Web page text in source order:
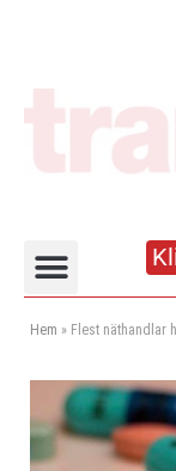
Hem » Flest näthandlar